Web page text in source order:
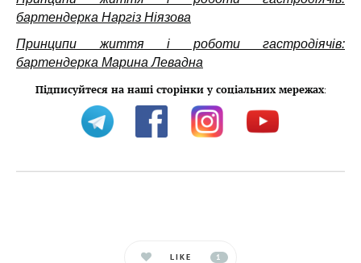
бартендерка Наргіз Ніязова
Принципи життя і роботи гастродіячів:
бартендерка Марина Левадна
Підписуйтеся на наші сторінки у соціальних мережах:
LIKE 1